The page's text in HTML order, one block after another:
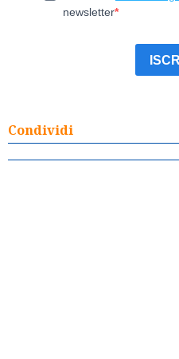
Condividi